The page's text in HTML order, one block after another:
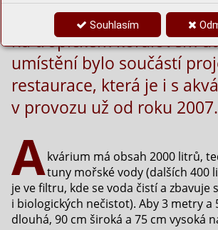
Souhlasím
mořské akvárium,
na tropickém korálovém
umístění bylo součástí
restaurace, která je i s
v provozu už od roku 2007.
Akvárium má obsah 2000 litrů,
tuny mořské vody (dalších 400
je ve filtru, kde se voda čistí a zbavuje
i biologických nečistot). Aby 3 metry
dlouhá, 90 cm široká a 75 cm vysoká